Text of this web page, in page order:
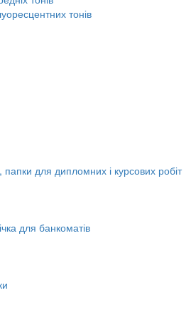
тонів
для дипломних і курсових робіт
для банкоматів